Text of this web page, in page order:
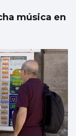
música en